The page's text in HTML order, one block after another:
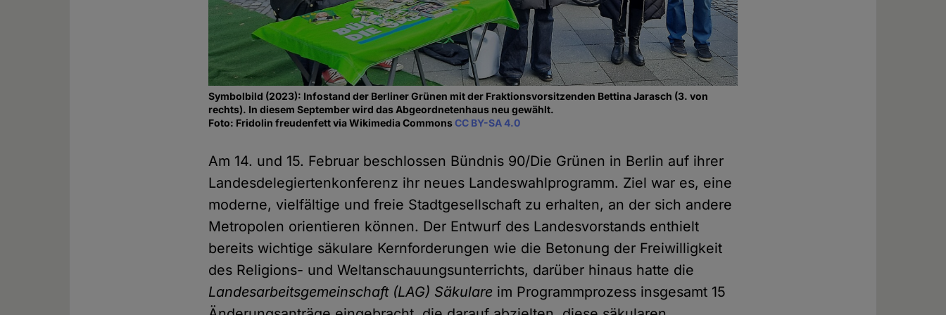
Symbolbild (2023): Infostand der Berliner Grünen mit der Fraktionsvorsitzenden Bettina Jarasch (3. von
rechts). In diesem September wird das Abgeordnetenhaus neu gewählt.
Foto: Fridolin freudenfett via Wikimedia CommonsCC BY-SA 4.0
Am 14. und 15. Februar beschlossen Bündnis 90/Die Grünen in Berlin auf ihrer
Landesdelegiertenkonferenz ihr neues Landeswahlprogramm. Ziel war es, eine
moderne, vielfältige und freie Stadtgesellschaft zu erhalten, an der sich andere
Metropolen orientieren können. Der Entwurf des Landesvorstands enthielt
bereits wichtige säkulare Kernforderungen wie die Betonung der Freiwilligkeit
des Religions- und Weltanschauungsunterrichts, darüber hinaus hatte die
Landesarbeitsgemeinschaft (LAG) Säkulare im Programmprozess insgesamt 15